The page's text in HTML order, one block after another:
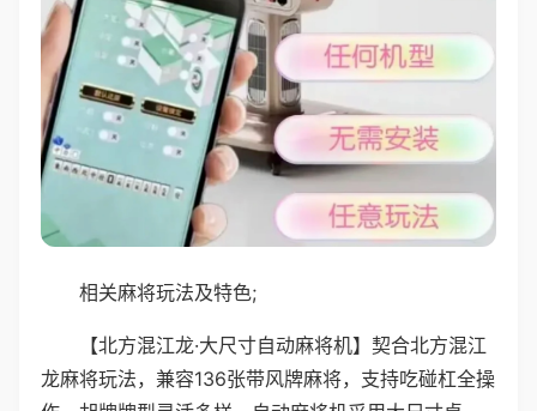
相关麻将玩法及特色;
【北方混江龙·大尺寸自动麻将机】契合北方混江
龙麻将玩法，兼容136张带风牌麻将，支持吃碰杠全操